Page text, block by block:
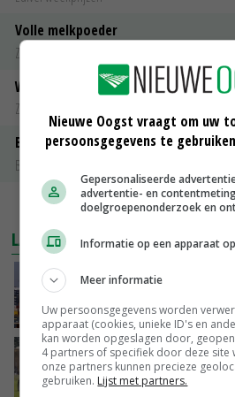
Volle melkpoeder
Zuivel weekprijzen
Weipoeder
Zuivel weekprijzen
Boeren Gouda 12 kg
Boerenkaas
MEER
LAATSTE NIEUWS
China scherpt
GISTEREN, 16:25
BBB vraagt minister
rijden
GISTEREN, 15:47
Nieuwe Oogst vraagt om uw
persoonsgegevens te
Gepersonaliseerde
advertentie- en
doelgroepenonderzoek en
Informatie op een apparaat
Meer informatie
Uw persoonsgegevens worden
apparaat (cookies, unieke ID's en
kan worden opgeslagen door,
4 partners of specifiek door deze site
onze partners kunnen precieze
gebruiken. Lijst met partners.